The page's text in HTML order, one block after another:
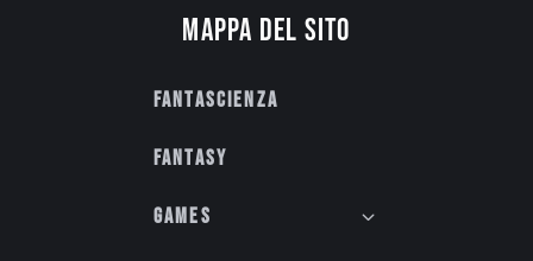
Mappa del sito
Fantascienza
Fantasy
Games